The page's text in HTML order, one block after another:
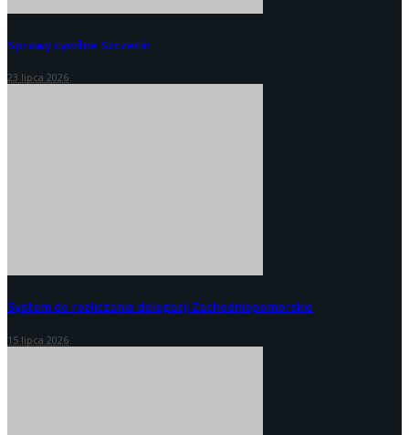
Sprawy cywilne Szczecin
23 lipca 2026
System do rozliczania delegacji Zachodniopomorskie
15 lipca 2026